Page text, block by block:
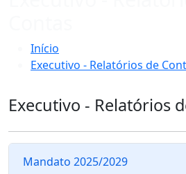
Início
Executivo - Relatórios de
Executivo - Relatórios
Mandato 2025/2029